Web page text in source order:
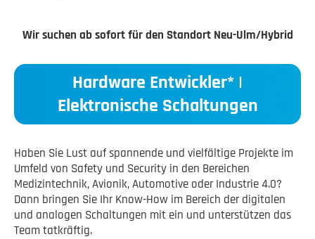
Wir suchen ab sofort für den Standort Neu-Ulm/Hybrid
Hardware Entwickler* |
Elektronische Schaltungen
Haben Sie Lust auf spannende und vielfältige Projekte im
Umfeld von Safety und Security in den Bereichen
Medizintechnik, Avionik, Automotive oder Industrie 4.0?
Dann bringen Sie Ihr Know-How im Bereich der digitalen
und analogen Schaltungen mit ein und unterstützen das
Team tatkräftig.